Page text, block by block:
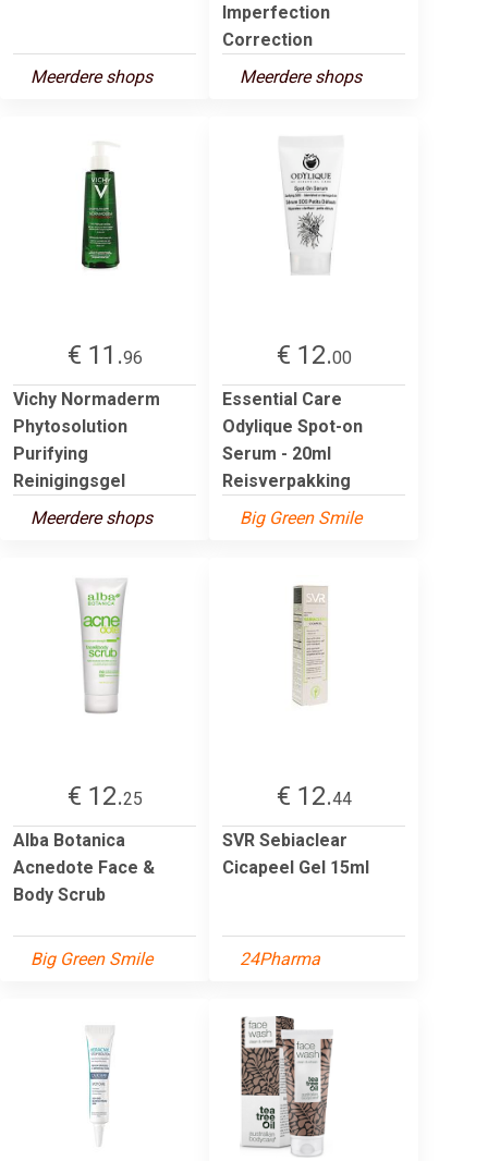
Meerdere shops
Imperfection
Correction
Meerdere shops
€ 11.96
Vichy Normaderm
Phytosolution
Purifying
Reinigingsgel
Meerdere shops
€ 12.00
Essential Care
Odylique Spot-on
Serum - 20ml
Reisverpakking
Big Green Smile
€ 12.25
Alba Botanica
Acnedote Face &
Body Scrub
Big Green Smile
€ 12.44
SVR Sebiaclear
Cicapeel Gel 15ml
24Pharma